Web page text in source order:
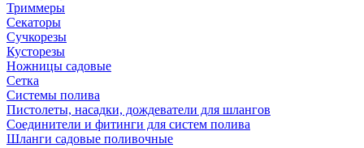
Триммеры
Секаторы
Сучкорезы
Кусторезы
Ножницы садовые
Сетка
Системы полива
Пистолеты, насадки, дождеватели для шлангов
Соединители и фитинги для систем полива
Шланги садовые поливочные